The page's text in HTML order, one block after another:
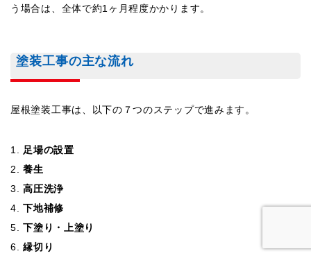
う場合は、全体で約1ヶ月程度かかります。
塗装工事の主な流れ
屋根塗装工事は、以下の７つのステップで進みます。
足場の設置
養生
高圧洗浄
下地補修
下塗り・上塗り
縁切り